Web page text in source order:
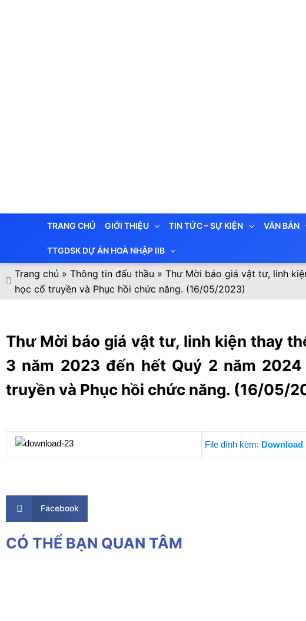
TRANG CHỦ GIỚI THIỆU TIN TỨC – SỰ KIỆN VĂN BẢN
TTGDSK DỰ ÁN HOÀ NHẬP IIB
Trang chủ » Thông tin đấu thầu » Thư Mời báo giá vật tư, linh
học cổ truyền và Phục hồi chức năng. (16/05/2023)
Thư Mời báo giá vật tư, linh kiện thay
3 năm 2023 đến hết Quý 2 năm
truyền và Phục hồi chức năng. (16/05/
File đính kèm: Download
Facebook
CÓ THỂ BẠN QUAN TÂM